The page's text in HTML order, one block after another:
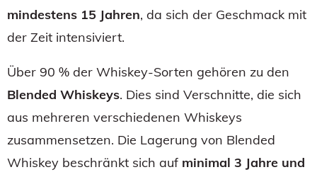
mindestens 15 Jahren, da sich der Geschmack mit
der Zeit intensiviert.
Über 90 % der Whiskey-Sorten gehören zu den
Blended Whiskeys. Dies sind Verschnitte, die sich
aus mehreren verschiedenen Whiskeys
zusammensetzen. Die Lagerung von Blended
Whiskey beschränkt sich auf minimal 3 Jahre und